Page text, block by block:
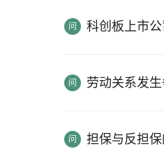
科创板上市
劳动关系发
担保与反担